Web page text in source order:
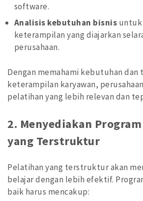
software.
Analisis kebutuhan bisnis untuk
keterampilan yang diajarkan
perusahaan.
Dengan memahami kebutuhan dan
keterampilan karyawan,
pelatihan yang lebih relevan dan
2. Menyediakan
yang Terstruktur
Pelatihan yang terstruktur akan
belajar dengan lebih efektif.
baik harus mencakup: